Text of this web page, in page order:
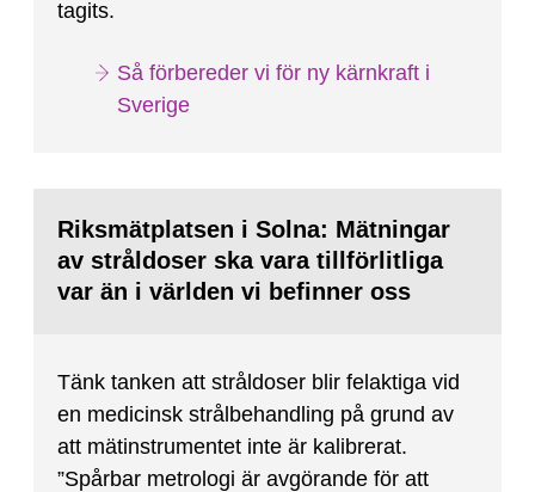
tagits.
Så förbereder vi för ny kärnkraft i
Sverige
Riksmätplatsen i Solna: Mätningar
av stråldoser ska vara tillförlitliga
var än i världen vi befinner oss
Tänk tanken att stråldoser blir felaktiga vid
en medicinsk strålbehandling på grund av
att mätinstrumentet inte är kalibrerat.
”Spårbar metrologi är avgörande för att